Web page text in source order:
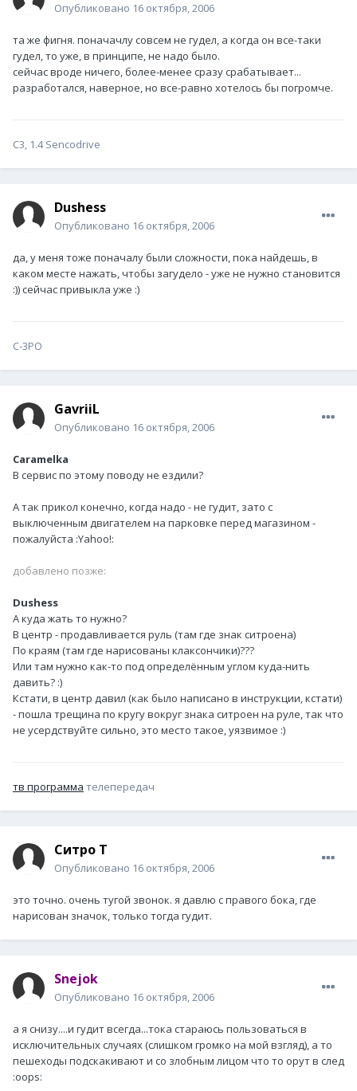
Опубликовано 16 октября, 2006
та же фигня. поначачлу совсем не гудел, а когда он все-таки
гудел, то уже, в принципе, не надо было.
сейчас вроде ничего, более-менее сразу срабатывает...
разработался, наверное, но все-равно хотелось бы погромче.
С3, 1.4 Sencodrive
Dushess
Опубликовано 16 октября, 2006
да, у меня тоже поначалу были сложности, пока найдешь, в
каком месте нажать, чтобы загудело - уже не нужно становится
:)) сейчас привыкла уже :)
C-3PO
GavriiL
Опубликовано 16 октября, 2006
Caramelka
В сервис по этому поводу не ездили?
А так прикол конечно, когда надо - не гудит, зато с
выключенным двигателем на парковке перед магазином -
пожалуйста :Yahoo!:
добавлено позже:
Dushess
А куда жать то нужно?
В центр - продавливается руль (там где знак ситроена)
По краям (там где нарисованы клаксончики)???
Или там нужно как-то под определённым углом куда-нить
давить? :)
Кстати, в центр давил (как было написано в инструкции, кстати)
- пошла трещина по кругу вокруг знака ситроен на руле, так что
не усердствуйте сильно, это место такое, уязвимое :)
тв программа телепередач
Ситро Т
Опубликовано 16 октября, 2006
это точно. очень тугой звонок. я давлю с правого бока, где
нарисован значок, только тогда гудит.
Snejok
Опубликовано 16 октября, 2006
а я снизу....и гудит всегда...тока стараюсь пользоваться в
исключительных случаях (слишком громко на мой взгляд), а то
пешеходы подскакивают и со злобным лицом что то орут в след
:oops: